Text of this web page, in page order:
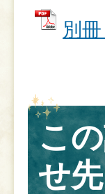
別
こ
せ先